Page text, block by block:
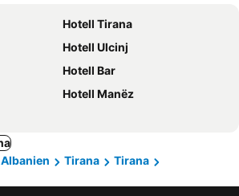
Hotell Tirana
Hotell Ulcinj
Hotell Bar
Hotell Manëz
Albanien Tirana
Tirana